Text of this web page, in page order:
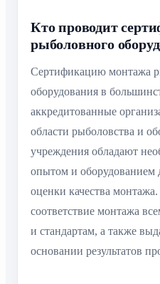
Кто проводит
рыболовного
Сертификацию монтажа
оборудования в
аккредитованные
области рыболовства и
учреждения обладают
опытом и оборудованием
оценки качества
соответствие монтажа
и стандартам, а также
основании результатов